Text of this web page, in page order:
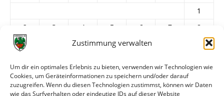
Zustimmung verwalten
Um dir ein optimales Erlebnis zu bieten, verwenden wir Technologien wie
Cookies, um Geräteinformationen zu speichern und/oder darauf
zuzugreifen. Wenn du diesen Technologien zustimmst, können wir Daten
wie das Surfverhalten oder eindeutige IDs auf dieser Website
1
2
3 4 5 6 7
8
9
11 12 13
23
24 25 26 27 28
30
31